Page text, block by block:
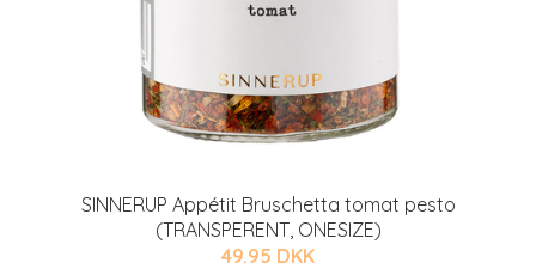
SINNERUP Appétit Bruschetta tomat pesto
(TRANSPERENT, ONESIZE)
49.95 DKK